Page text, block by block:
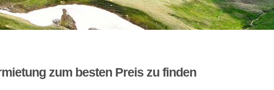
zum besten Preis zu finden